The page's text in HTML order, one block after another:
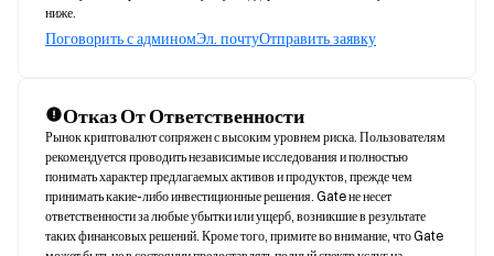
ниже.
Поговорить с админомЭл. почтуОтправить заявку
Отказ От Ответственности
Рынок криптовалют сопряжен с высоким уровнем риска. Пользователям
рекомендуется проводить независимые исследования и полностью
понимать характер предлагаемых активов и продуктов, прежде чем
принимать какие-либо инвестиционные решения. Gate не несет
ответственности за любые убытки или ущерб, возникшие в результате
таких финансовых решений. Кроме того, примите во внимание, что Gate